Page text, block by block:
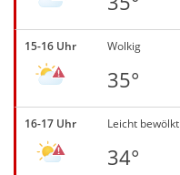
15-16 Uhr Wolkig
35°
16-17 Uhr Leicht bewölkt
34°